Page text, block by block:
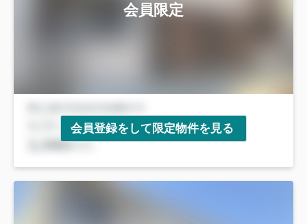
会員限定
会員登録をして限定物件を見る